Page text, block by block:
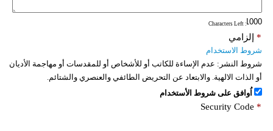
: Characters Left
إلزامي *
شروط الاستخدام
شروط النشر: عدم الإساءة للكاتب أو للأشخاص أو للمقدسات أو مهاجمة الأديان
أو الذات الالهية. والابتعاد عن التحريض الطائفي والعنصري والشتائم.
اُوافق على شروط الأستخدام
Security Code *